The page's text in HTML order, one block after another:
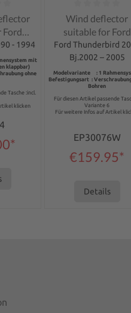
of 0 out of 5 stars
Ford
- 1994
mit
klappbar)
ohne
Tasche :incl.
klicken
Average rating of 0
Wind deflector
suitable for Ford
Thunderbird
Ford Thunderbird
Bj.2002 – 2005
Modelvariante : 1
Befestigungsart :
Bohren
Für diesen Artikel passende
Variante 6
Für weitere Infos auf Artikel
EP30076W
€159.95*
Details